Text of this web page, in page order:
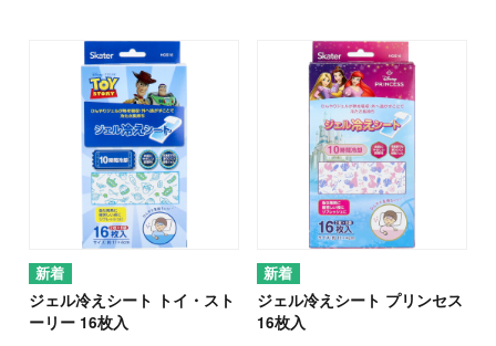
ジェル冷えシート トイ・スト
ーリー 16枚入
ジェル冷えシート プリンセス
16枚入